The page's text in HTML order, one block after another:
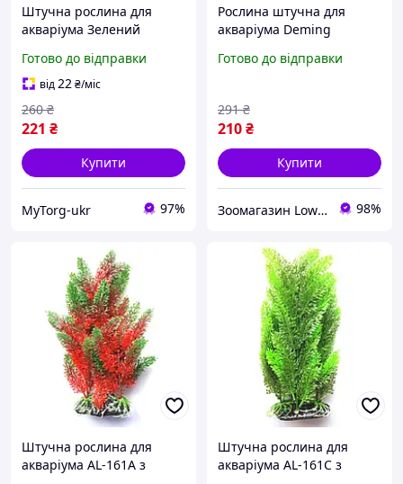
Штучна рослина для
акваріума Зелений
Готово до відправки
від22₴/міс
221 ₴
260 ₴
Купити
MyTorg-ukr 97%
Рослина штучна для
акваріума Deming
мадагаскарський 14 х 4.5
Готово до відправки
210₴
291 ₴
Купити
Зоомагазин LowCost 98%
Штучна рослина для
акваріума AL-161A з
Штучна рослина для
акваріума AL-161C з